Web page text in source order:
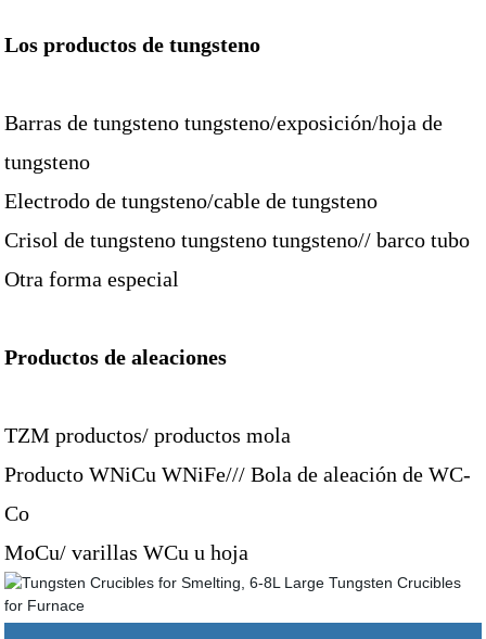
Los productos de tungsteno
Barras de tungsteno tungsteno/exposición/hoja de
tungsteno
Electrodo de tungsteno/cable de tungsteno
Crisol de tungsteno tungsteno tungsteno// barco tubo
Otra forma especial
Productos de aleaciones
TZM productos/ productos mola
Producto WNiCu WNiFe/// Bola de aleación de WC-
Co
MoCu/ varillas WCu u hoja